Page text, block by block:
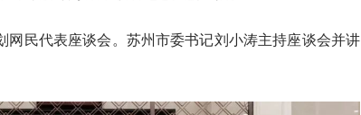
网民代表座谈会。苏州市委书记刘小涛主持座谈会并讲